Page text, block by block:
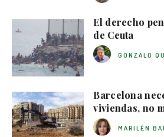
El derecho
de Ceuta
GONZALO
Barcelona
viviendas, no
MARILÉN